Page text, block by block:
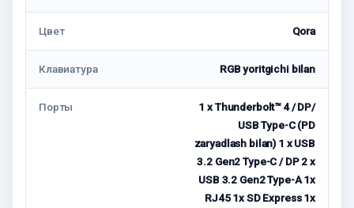
Цвет Qora
Клавиатура RGB yoritgichi bilan
Порты
1 x Thunderbolt™ 4 / DP/
USB Type-C (PD
zaryadlash bilan) 1 x USB
3.2 Gen2 Type-C / DP 2 x
USB 3.2 Gen2 Type-A 1x
RJ45 1x SD Express 1x